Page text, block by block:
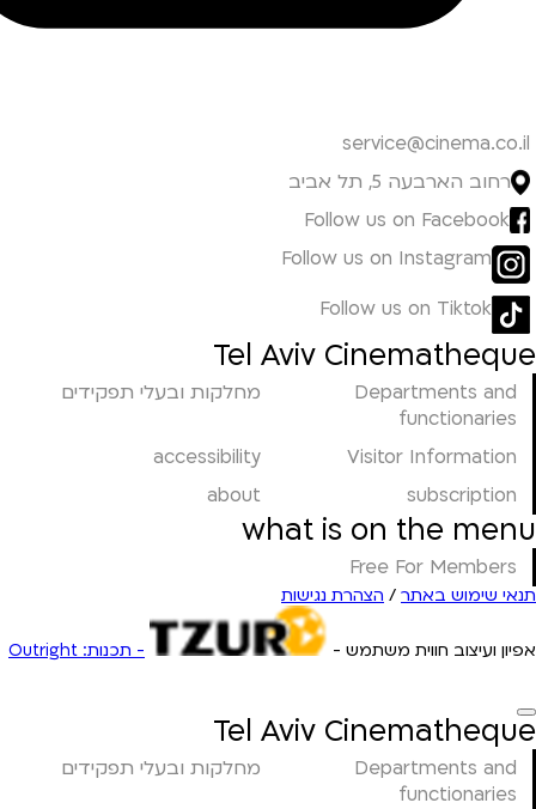
service@cinema.co.il
רחוב הארבעה 5, תל אביב
Follow us on Facebook
Follow us on Instagram
Follow us on Tiktok
Tel Aviv Cinematheque
Departments and
functionaries
מחלקות ובעלי תפקידים
Visitor Information
accessibility
subscription
about
what is on the menu
Free For Members
תנאי שימוש באתר / הצהרת נגישות
אפיון ועיצוב חווית משתמש - - תכנות: Outright
Tel Aviv Cinematheque
Departments and
functionaries
מחלקות ובעלי תפקידים